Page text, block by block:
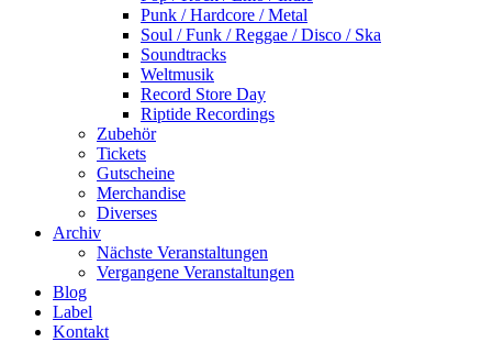
Punk / Hardcore / Metal
Soul / Funk / Reggae / Disco / Ska
Soundtracks
Weltmusik
Record Store Day
Riptide Recordings
Zubehör
Tickets
Gutscheine
Merchandise
Diverses
Archiv
Nächste Veranstaltungen
Vergangene Veranstaltungen
Blog
Label
Kontakt